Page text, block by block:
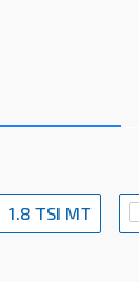
1.8 TSI MT